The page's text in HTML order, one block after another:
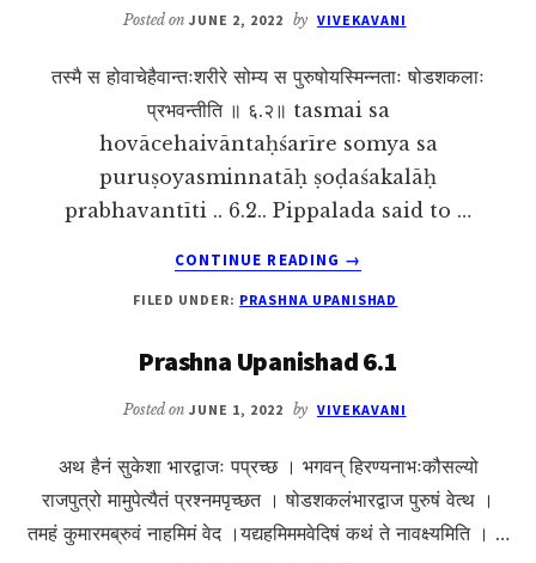
Posted onJUNE 2, 2022 by VIVEKAVANI
तस्मै स होवाचेहैवान्तःशरीरे सोम्य स पुरुषोयस्मिन्नताः षोडशकलाः
प्रभवन्तीति ॥ ६.२॥ tasmai sa
hovācehaivāntaḥśarīre somya sa
puruṣoyasminnatāḥ ṣoḍaśakalāḥ
prabhavantīti .. 6.2.. Pippalada said to …
CONTINUE READING
ABOUT
UPANISHAD
→
FILED UNDER: PRASHNA UPANISHAD
Prashna Upanishad 6.1
Posted onJUNE 1, 2022 by VIVEKAVANI
अथ हैनं सुकेशा भारद्वाजः पप्रच्छ । भगवन् हिरण्यनाभःकौसल्यो
राजपुत्रो मामुपेत्यैतं प्रश्नमपृच्छत । षोडशकलंभारद्वाज पुरुषं वेत्थ ।
तमहं कुमारमब्रुवं नाहमिमं वेद ।यद्यहमिममवेदिषं कथं ते नावक्ष्यमिति । …